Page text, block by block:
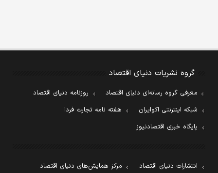
گروه نشریات دنیای اقتصاد
معرفی گروه رسانه‌ای دنیای اقتصاد
روزنامه دنیای اقتصاد
شبکه اینترنتی اکوایران
هفته نامه تجارت فردا
پایگاه خبری اقتصادنیوز
انتشارات دنیای اقتصاد
مرکز همایش‌های دنیای اقتصاد